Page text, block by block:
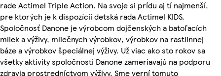
rade Actimel Triple Action. Na svoje si prídu aj tí najmenší,
pre ktorých je k dispozícii detská rada Actimel KIDS.
Spoločnosť Danone je výrobcom dojčenských a batoľacích
mliek a výživy, mliečnych výrobkov, výrobkov na rastlinnej
báze a výrobkov špeciálnej výživy. Už viac ako sto rokov sa
všetky aktivity spoločnosti Danone zameriavajú na podporu
zdravia prostredníctvom výživy. Sme verní tomuto